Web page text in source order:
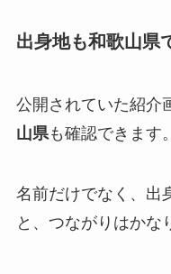
出身地も和歌山県
公開されていた紹介
山県も確認できます。
名前だけでなく、出
と、つながりはかな